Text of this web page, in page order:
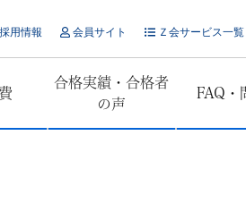
用情報 会員サイト Ｚ会サービス一覧
合格実績・合格者
の声
FAQ・